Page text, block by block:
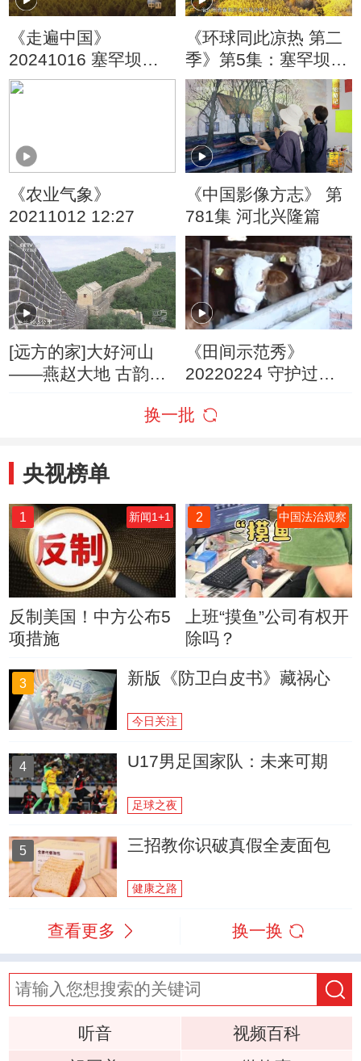
《走遍中国》
20241016 塞罕坝正
青春（上）
《环球同此凉热 第二
季》第5集：塞罕坝的
首笔碳汇交易 是一个
关于与自然共存的中
国叙事
《农业气象》
20211012 12:27
《中国影像方志》 第
781集 河北兴隆篇
[远方的家]大好河山
——燕赵大地 古韵悠
《田间示范秀》
20220224 守护过渡
换一批
央视榜单
1 新闻1+1
反制美国！中方公布5
项措施
2 中国法治观察
上班“摸鱼”公司有权开
除吗？
3 新版《防卫白皮书》藏祸心
今日关注
4 U17男足国家队：未来可期
足球之夜
5 三招教你识破真假全麦面包
健康之路
查看更多 换一换
听音
视频百科